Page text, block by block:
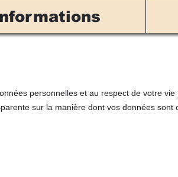
personnelles et au respect de votre vie
sur la manière dont vos données sont